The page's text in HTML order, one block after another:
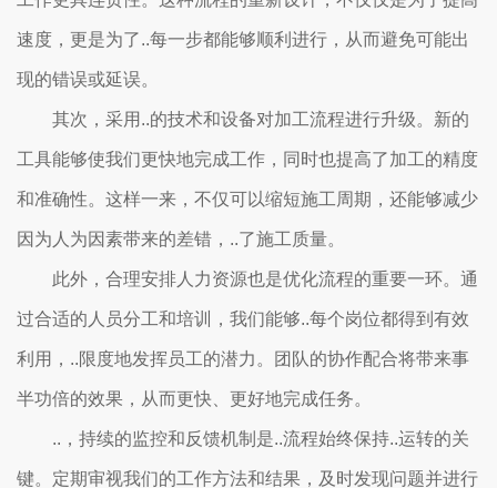
速度，更是为了..每一步都能够顺利进行，从而避免可能出
现的错误或延误。
其次，采用..的技术和设备对加工流程进行升级。新的
工具能够使我们更快地完成工作，同时也提高了加工的精度
和准确性。这样一来，不仅可以缩短施工周期，还能够减少
因为人为因素带来的差错，..了施工质量。
此外，合理安排人力资源也是优化流程的重要一环。通
过合适的人员分工和培训，我们能够..每个岗位都得到有效
利用，..限度地发挥员工的潜力。团队的协作配合将带来事
半功倍的效果，从而更快、更好地完成任务。
..，持续的监控和反馈机制是..流程始终保持..运转的关
键。定期审视我们的工作方法和结果，及时发现问题并进行